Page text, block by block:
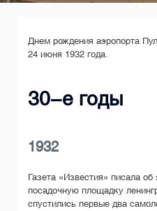
Днем рождения аэропорта
24 июня 1932 года.
30-е годы
1932
Газета «Известия» писала
посадочную площадку
спустились первые два